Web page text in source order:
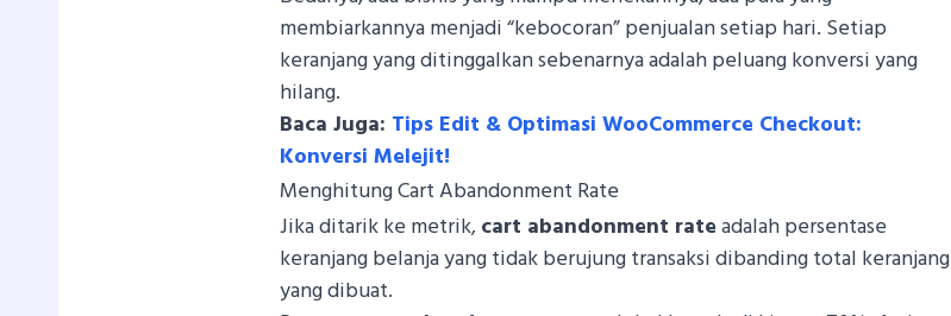
membiarkannya menjadi “kebocoran” penjualan setiap hari. Setiap
keranjang yang ditinggalkan sebenarnya adalah peluang konversi yang
hilang.
Baca Juga: Tips Edit & Optimasi WooCommerce Checkout:
Konversi Melejit!
Menghitung Cart Abandonment Rate
Jika ditarik ke metrik,cart abandonment rateadalah persentase
keranjang belanja yang tidak berujung transaksi dibanding total keranjang
yang dibuat.